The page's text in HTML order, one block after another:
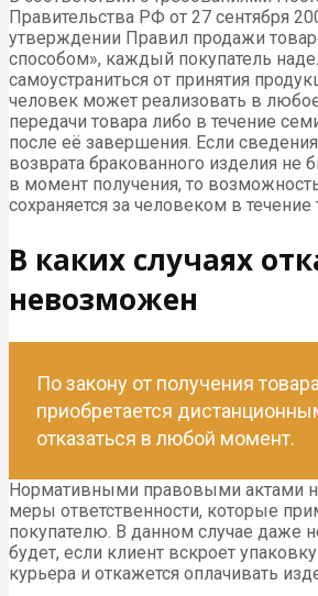
Правительства РФ от 27 сентября
утверждении Правил продажи
способом», каждый покупатель
самоустраниться от принятия
человек может реализовать в
передачи товара либо в течение
после её завершения. Если
возврата бракованного изделия не
в момент получения, то
сохраняется за человеком в
В каких случаях
невозможен
По закону от получения
приобретается
отказаться в любой момент.
Нормативными правовыми актами
меры ответственности, которые
покупателю. В данном случае даже
будет, если клиент вскроет
курьера и откажется оплачивать